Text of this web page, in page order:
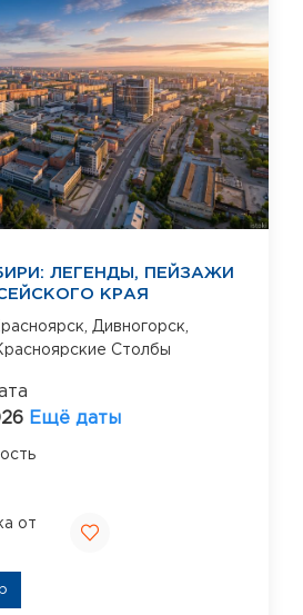
ЛЕГЕНДЫ, ПЕЙЗАЖИ
КРАЯ
Дивногорск,
Столбы
Ещё даты
от